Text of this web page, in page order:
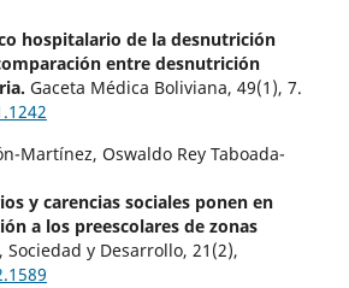
hospitalario de la desnutrición
entre desnutrición
Gaceta Médica Boliviana, 49(1), 7.
Martínez, Oswaldo Rey Taboada-
y carencias sociales ponen en
a los preescolares de zonas
y Desarrollo, 21 (2),